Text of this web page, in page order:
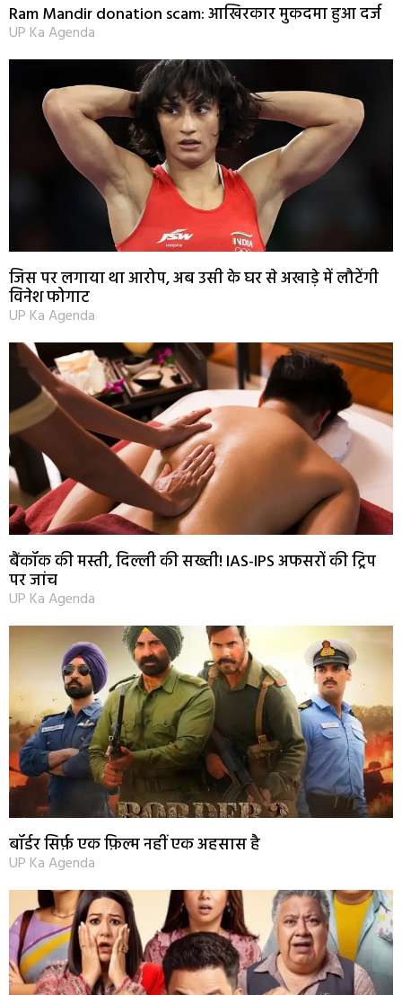
Ram Mandir donation scam: आखिरकार मुकदमा हुआ दर्ज
UP Ka Agenda
जिस पर लगाया था आरोप, अब उसी के घर से अखाड़े में लौटेंगी
विनेश फोगाट
UP Ka Agenda
बैंकॉक की मस्ती, दिल्ली की सख्ती! IAS-IPS अफसरों की ट्रिप
पर जांच
UP Ka Agenda
बॉर्डर सिर्फ़ एक फ़िल्म नहीं एक अहसास है
UP Ka Agenda